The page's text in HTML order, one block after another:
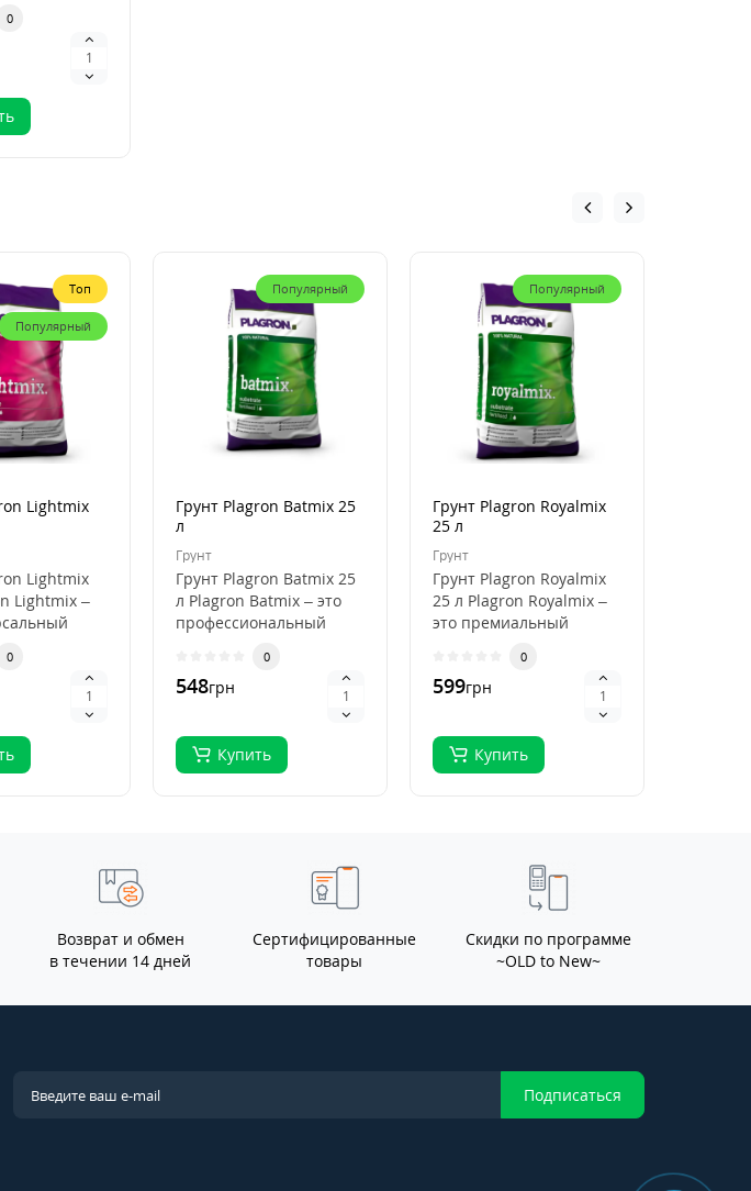
Стимул..
0
Топ
Популярный
Lightmix
Lightmix
Lightmix –
0
Популярный
Грунт Plagron Batmix 25
л
Грунт
Грунт Plagron Batmix 25
л Plagron Batmix – это
профессиональный
органического
выращива..
0
548грн
Купить
Популярный
Грунт Plagron Royalmix
25 л
Грунт
Грунт Plagron Royalmix
25 л Plagron Royalmix –
это премиальный
органического в..
0
599грн
Купить
Возврат и обмен
в течении 14 дней
Сертифицированные
товары
Скидки по программе
~OLD to New~
Подписаться